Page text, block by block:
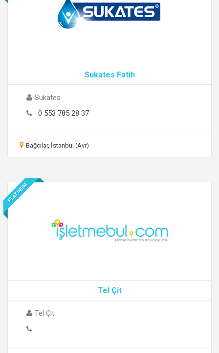
Sukates Fatih
Sukates
0 553 785 28 37
Bağcılar, İstanbul (Avr)
PLATINUM
Tel Çit
Tel Çit